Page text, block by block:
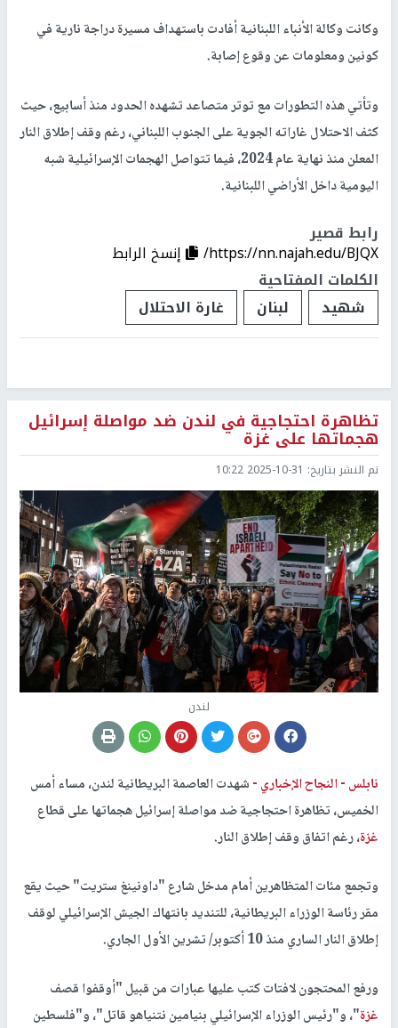
وكانت وكالة الأنباء اللبنانية أفادت باستهداف مسيرة دراجة نارية في
كونين ومعلومات عن وقوع إصابة.
وتأتي هذه التطورات مع توتر متصاعد تشهده الحدود منذ أسابيع، حيث
كثف الاحتلال غاراته الجوية على الجنوب اللبناني، رغم وقف إطلاق النار
المعلن منذ نهاية عام 2024، فيما تتواصل الهجمات الإسرائيلية شبه
اليومية داخل الأراضي اللبنانية.
رابط قصير
https://nn.najah.edu/BJQX/
إنسخ الرابط
الكلمات المفتاحية
شهيد
لبنان غارة الاحتلال
تظاهرة احتجاجية في لندن ضد مواصلة إسرائيل
هجماتها على غزة
تم النشر بتاريخ: 2025-10-31 10:22
لندن
نابلس -النجاح الإخباري -شهدت العاصمة البريطانية لندن، مساء أمس
الخميس، تظاهرة احتجاجية ضد مواصلة إسرائيل هجماتها على قطاع
غزة، رغم اتفاق وقف إطلاق النار.
وتجمع مئات المتظاهرين أمام مدخل شارع "داونينغ ستريت" حيث يقع
مقر رئاسة الوزراء البريطانية، للتنديد بانتهاك الجيش الإسرائيلي لوقف
إطلاق النار الساري منذ 10 أكتوبر/ تشرين الأول الجاري.
ورفع المحتجون لافتات كتب عليها عبارات من قبيل "أوقفوا قصف
غزة"، و"رئيس الوزراء الإسرائيلي بنيامين نتنياهو قاتل"، و"فلسطين